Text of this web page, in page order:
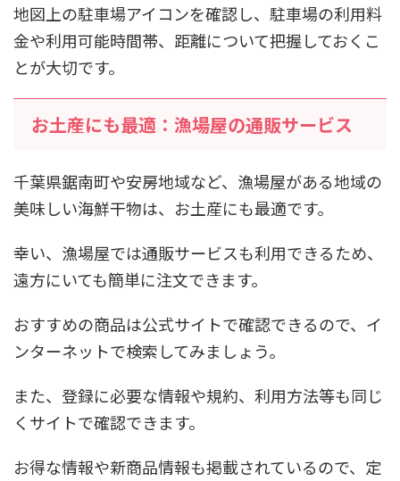
地図上の駐車場アイコンを確認し、駐車場の利用料
金や利用可能時間帯、距離について把握しておくこ
とが大切です。
お土産にも最適：漁場屋の通販サービス
千葉県鋸南町や安房地域など、漁場屋がある地域の
美味しい海鮮干物は、お土産にも最適です。
幸い、漁場屋では通販サービスも利用できるため、
遠方にいても簡単に注文できます。
おすすめの商品は公式サイトで確認できるので、イ
ンターネットで検索してみましょう。
また、登録に必要な情報や規約、利用方法等も同じ
くサイトで確認できます。
お得な情報や新商品情報も掲載されているので、定